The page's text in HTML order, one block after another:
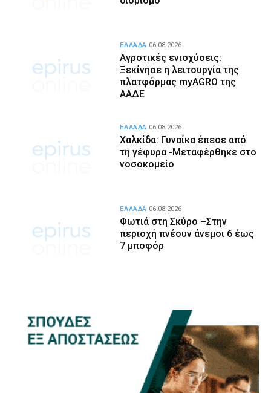
Αγροτικές ενισχύσεις:
Ξεκίνησε η λειτουργία της
πλατφόρμας myAGRO της
ΑΑΔΕ
ΕΛΛΑΔΑ 06.08.2026
Χαλκίδα: Γυναίκα έπεσε από
τη γέφυρα -Μεταφέρθηκε στο
νοσοκομείο
ΕΛΛΑΔΑ 06.08.2026
Φωτιά στη Σκύρο –Στην
περιοχή πνέουν άνεμοι 6 έως
7 μποφόρ
ΕΛΛΑΔΑ 06.08.2026